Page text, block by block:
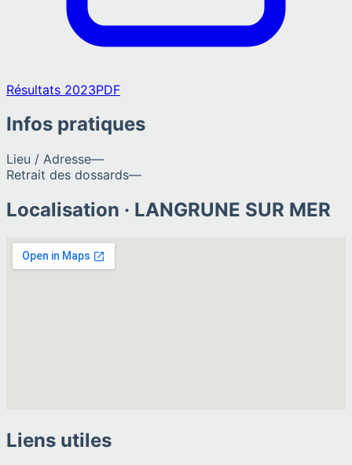
Résultats 2023PDF
Infos pratiques
Lieu / Adresse—
Retrait des dossards—
Localisation · LANGRUNE SUR MER
Liens utiles